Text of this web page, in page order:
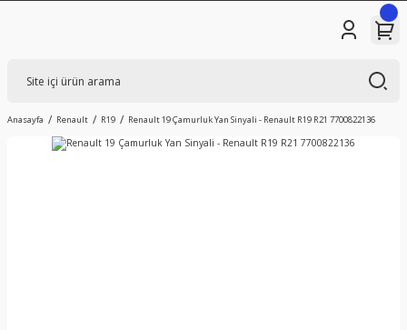
Anasayfa Renault R19 Renault 19 Çamurluk Yan Sinyali - Renault R19 R21 7700822136